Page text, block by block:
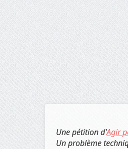
Une pétition d'Agir
Un problème